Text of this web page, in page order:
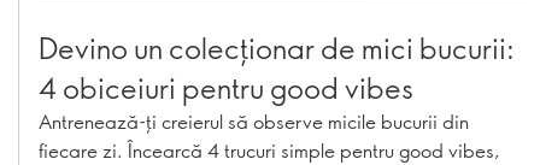
Devino un colecționar de mici bucurii:
4 obiceiuri pentru good vibes
Antrenează-ți creierul să observe micile bucurii din
fiecare zi. Încearcă 4 trucuri simple pentru good vibes,